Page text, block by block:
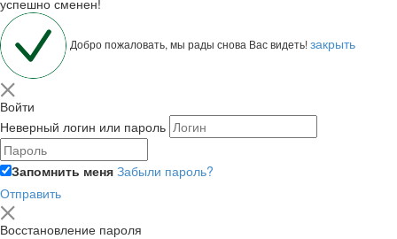
Добро пожаловать, мы рады снова Вас видеть!закрыть
Войти
Неверный логин или пароль
Запомнить меня Забыли пароль?
Отправить
Восстановление пароля